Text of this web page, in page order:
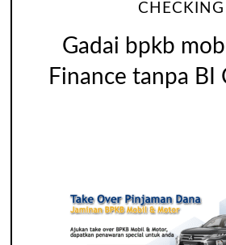
CHECKING
Gadai bpkb
Finance tanpa BI